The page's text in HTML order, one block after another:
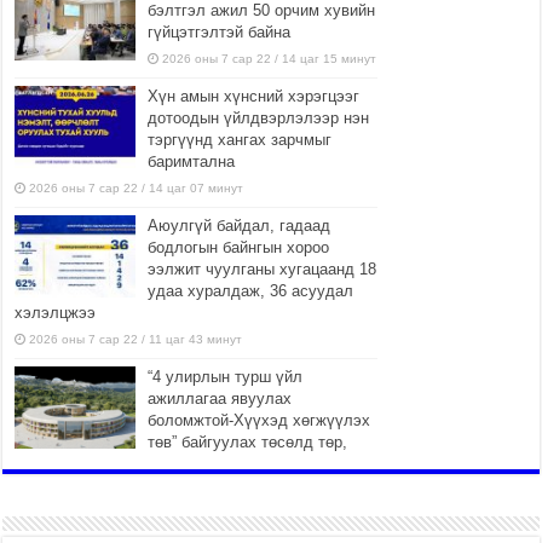
бэлтгэл ажил 50 орчим хувийн
гүйцэтгэлтэй байна
2026 оны 7 сар 22 / 14 цаг 15 минут
Хүн амын хүнсний хэрэгцээг
дотоодын үйлдвэрлэлээр нэн
тэргүүнд хангах зарчмыг
баримтална
2026 оны 7 сар 22 / 14 цаг 07 минут
Аюулгүй байдал, гадаад
бодлогын байнгын хороо
ээлжит чуулганы хугацаанд 18
удаа хуралдаж, 36 асуудал
хэлэлцжээ
2026 оны 7 сар 22 / 11 цаг 43 минут
“4 улирлын турш үйл
ажиллагаа явуулах
боломжтой-Хүүхэд хөгжүүлэх
төв” байгуулах төсөлд төр,